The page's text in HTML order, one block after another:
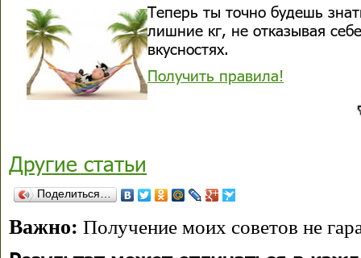
Теперь ты точно будешь
лишние кг, не отказывая
вкусностях.
Получить правила!
Другие статьи
Поделиться…
Важно: Получение моих советов не